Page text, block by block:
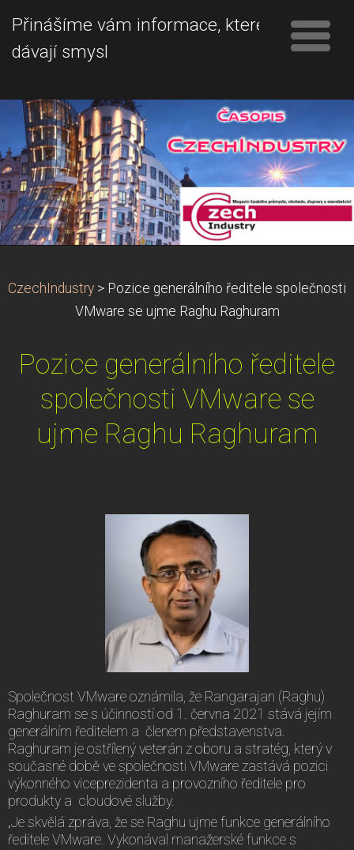
Přinášíme vám informace, které
dávají smysl
CzechIndustry > Pozice generálního ředitele společnosti
VMware se ujme Raghu Raghuram
Pozice generálního ředitele
společnosti VMware se
ujme Raghu Raghuram
Společnost VMware oznámila, že Rangarajan (Raghu)
Raghuram se s účinností od 1. června 2021 stává jejím
generálním ředitelem a členem představenstva.
Raghuram je ostřílený veterán z oboru a stratég, který v
současné době ve společnosti VMware zastává pozici
výkonného viceprezidenta a provozního ředitele pro
produkty a cloudové služby.
„Je skvělá zpráva, že se Raghu ujme funkce generálního
ředitele VMware. Vykonával manažerské funkce s